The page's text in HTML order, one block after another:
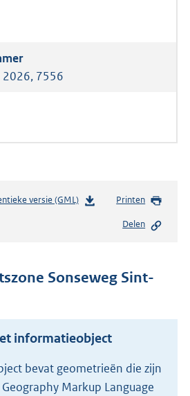
7556
versie (GML)b
n
o
t
t
Printen
Delen
Sonseweg Sint-
informatieobject
bevat geometrieën die zijn
Markup Language